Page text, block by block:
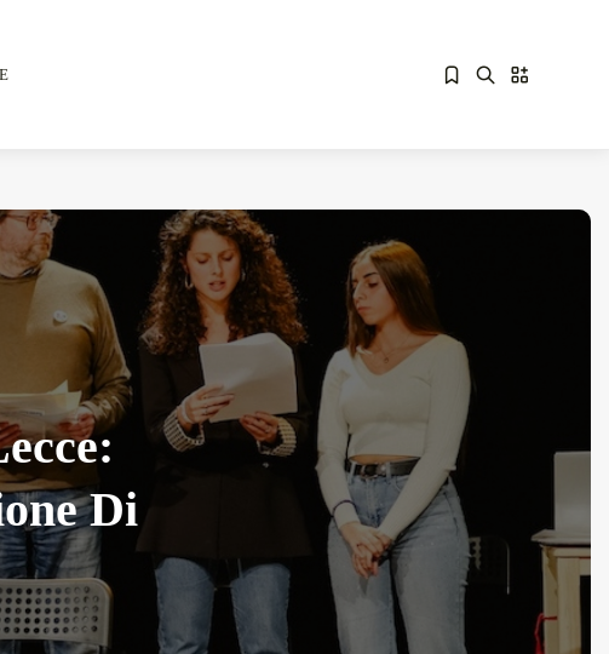
Sorry, you have no bookmarks yet.
Overdrive Fest A Matino: Il...
Maggio 29, 2026 4 Min
Di